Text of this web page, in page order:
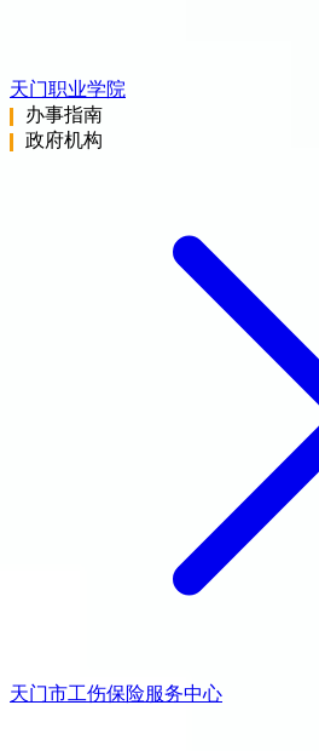
天门职业学院
办事指南
政府机构
天门市工伤保险服务中心